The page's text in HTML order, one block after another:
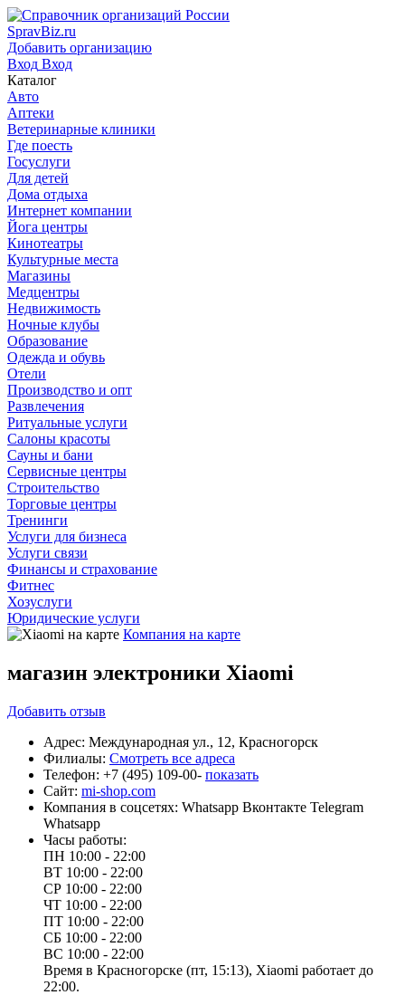
SpravBiz.ru
Добавить организацию
Вход Вход
Каталог
Авто
Аптеки
Ветеринарные клиники
Где поесть
Госуслуги
Для детей
Дома отдыха
Интернет компании
Йога центры
Кинотеатры
Культурные места
Магазины
Медцентры
Недвижимость
Ночные клубы
Образование
Одежда и обувь
Отели
Производство и опт
Развлечения
Ритуальные услуги
Салоны красоты
Сауны и бани
Сервисные центры
Строительство
Торговые центры
Тренинги
Услуги для бизнеса
Услуги связи
Финансы и страхование
Фитнес
Хозуслуги
Юридические услуги
Компания на карте
магазин электроники Xiaomi
Добавить отзыв
Адрес: Международная ул., 12, Красногорск
Филиалы: Смотреть все адреса
Телефон: +7 (495) 109-00- показать
Сайт: mi-shop.com
Компания в соцсетях: Whatsapp Вконтакте Telegram
Whatsapp
Часы работы:
ПН 10:00 - 22:00
ВТ 10:00 - 22:00
СР 10:00 - 22:00
ЧТ 10:00 - 22:00
ПТ 10:00 - 22:00
СБ 10:00 - 22:00
ВС 10:00 - 22:00
Время в Красногорске (пт, 15:13), Xiaomi работает до
22:00.